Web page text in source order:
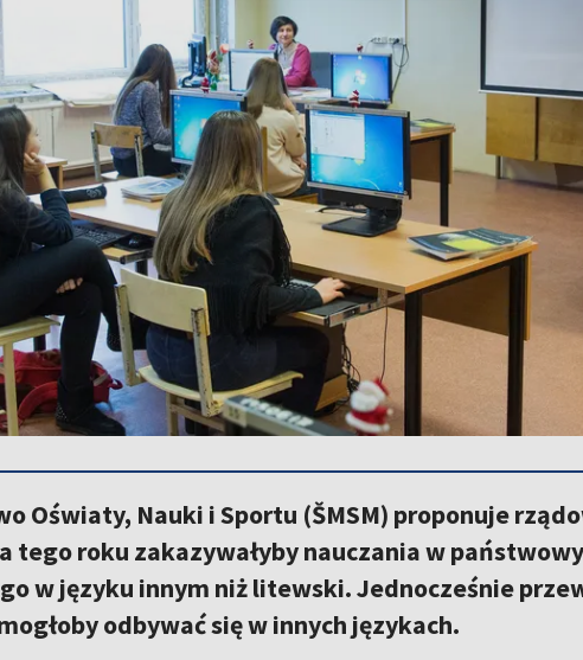
Oświaty, Nauki i Sportu (ŠMSM) proponuje
tego roku zakazywałyby nauczania w
w języku innym niż litewski. Jednocześnie
odbywać się w innych językach.